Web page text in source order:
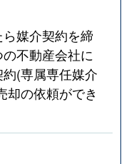
媒介契約を締
不動産会社に
(専属専任媒介
却の依頼ができ